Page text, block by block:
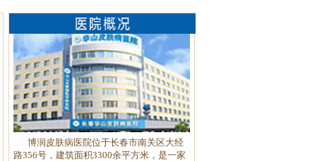
博润皮肤病医院位于长春市南关区大经
路356号，建筑面积3300余平方米，是一家